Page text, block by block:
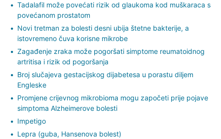
Tadalafil može povećati rizik od glaukoma kod muškaraca s
povećanom prostatom
Novi tretman za bolesti desni ubija štetne bakterije, a
istovremeno čuva korisne mikrobe
Zagađenje zraka može pogoršati simptome reumatoidnog
artritisa i rizik od pogoršanja
Broj slučajeva gestacijskog dijabetesa u porastu diljem
Engleske
Promjene crijevnog mikrobioma mogu započeti prije pojave
simptoma Alzheimerove bolesti
Impetigo
Lepra (guba, Hansenova bolest)